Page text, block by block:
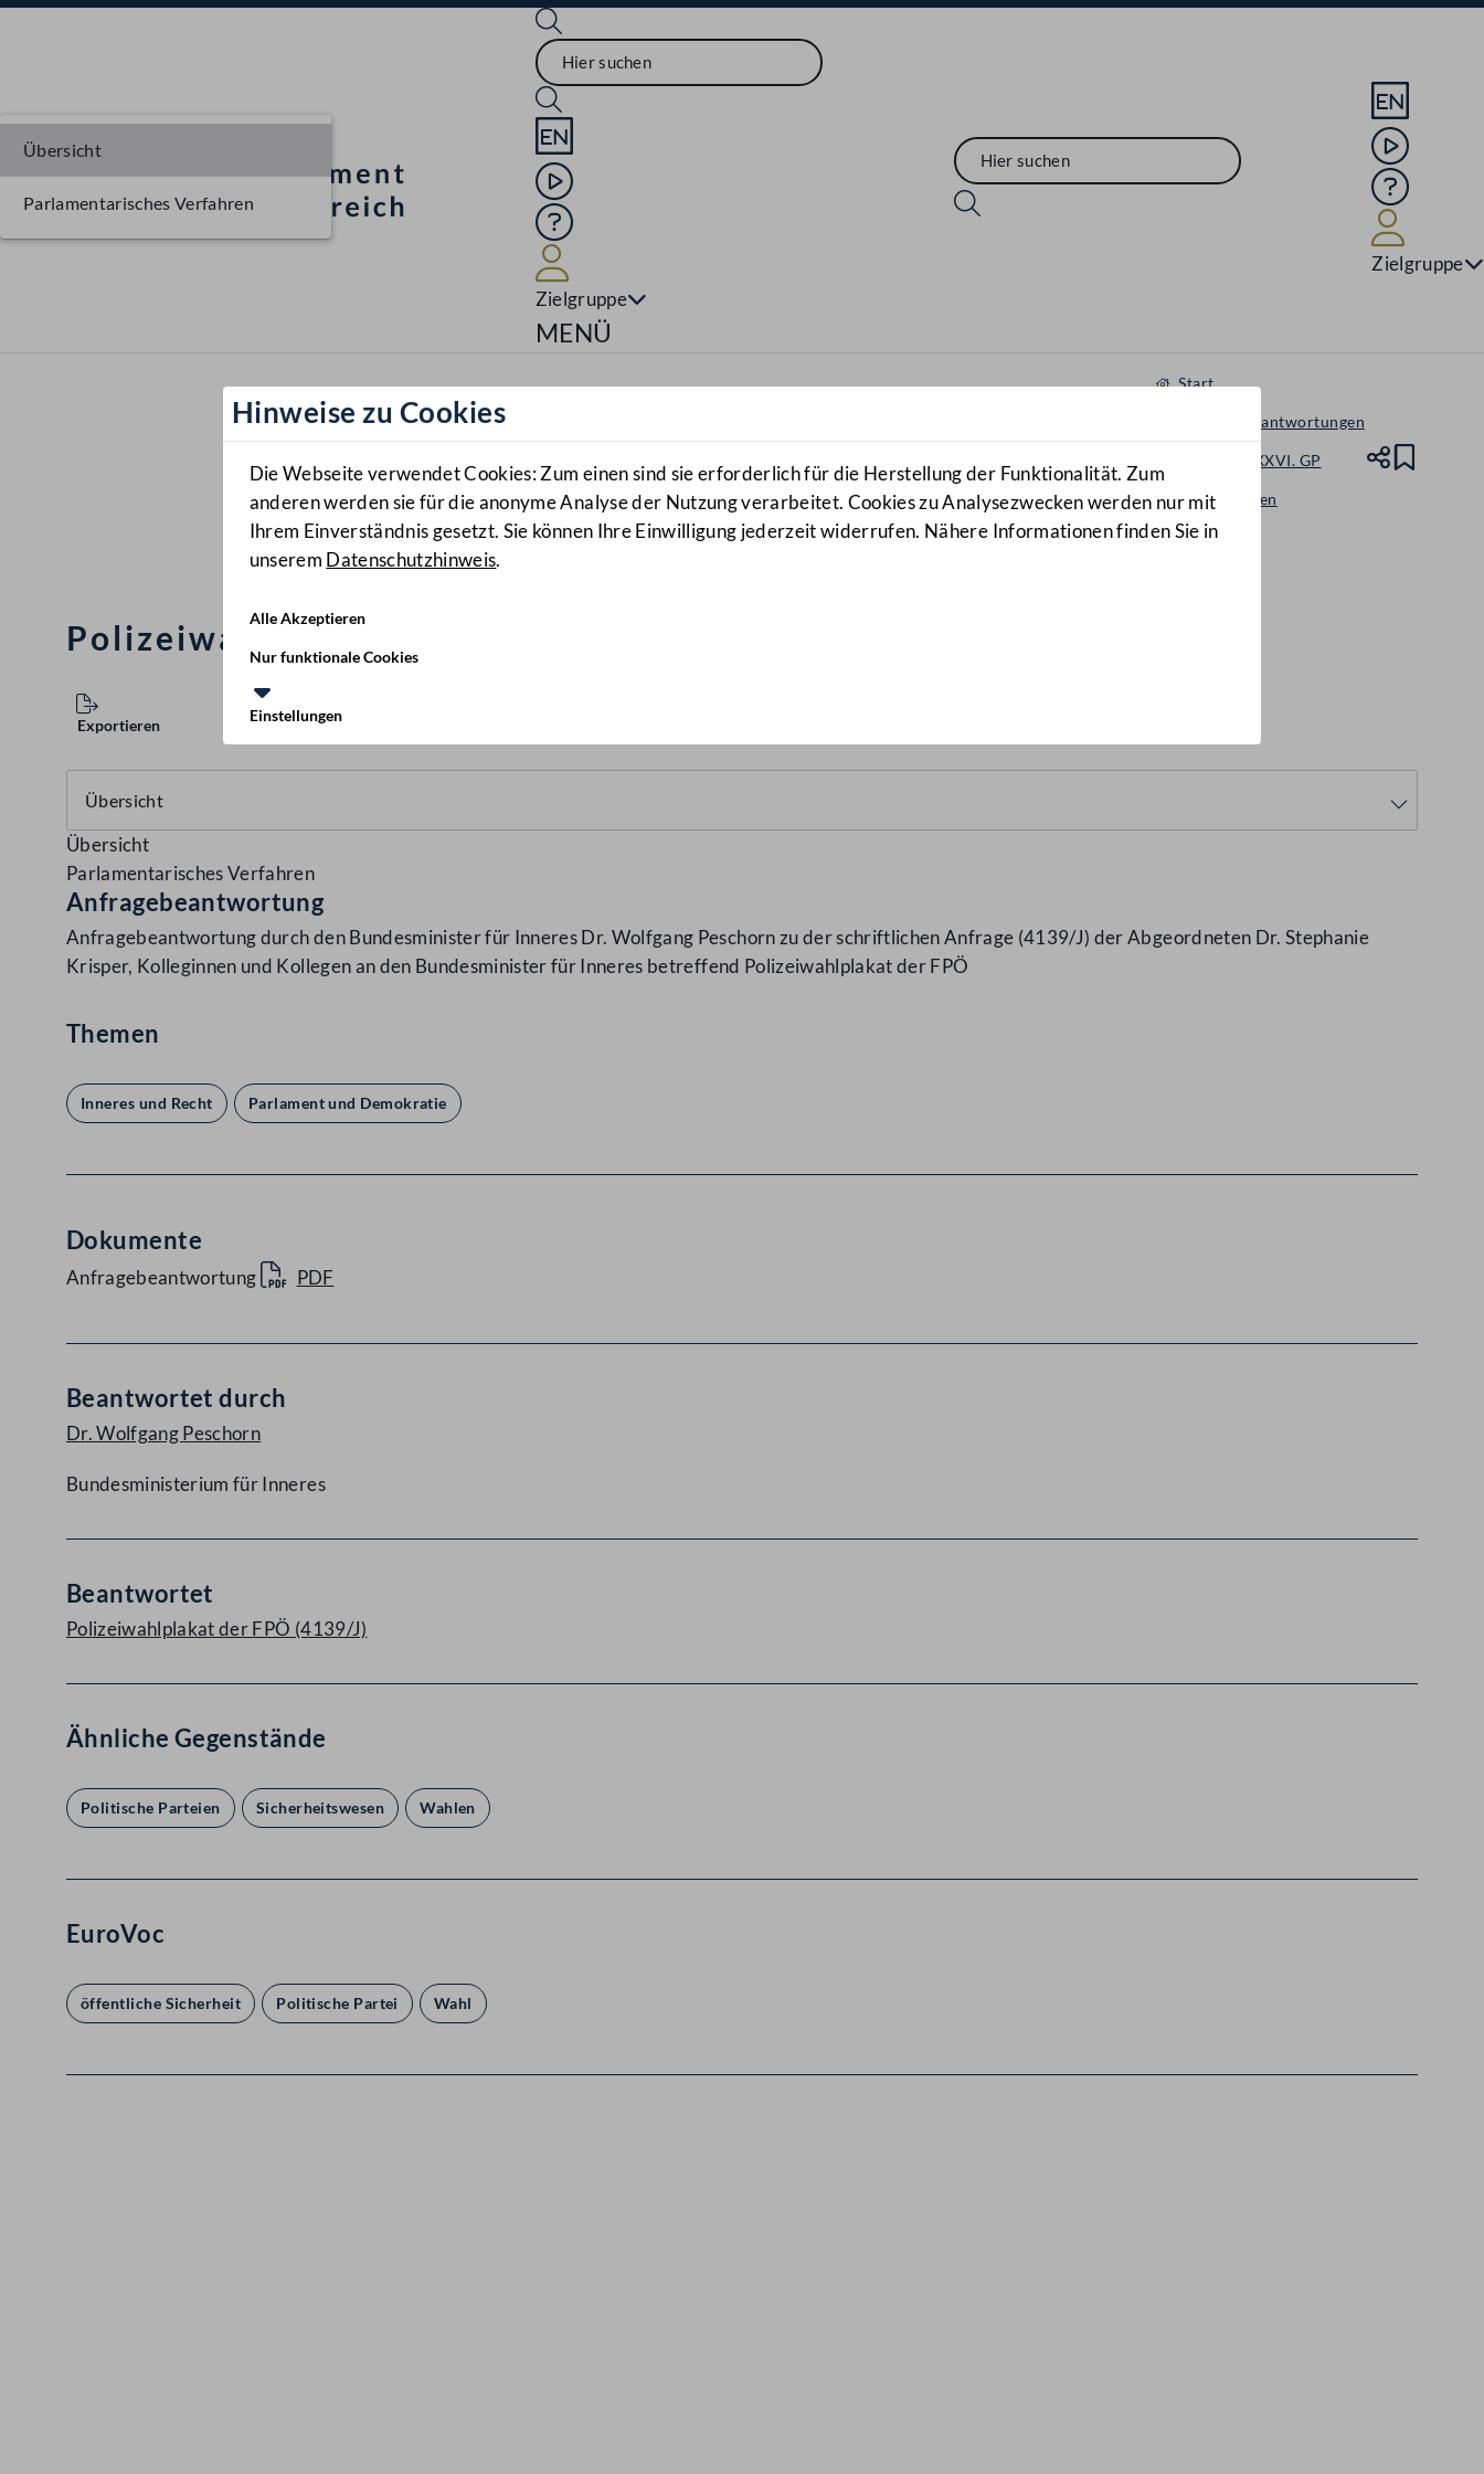
Sprache English
Mediathek
Hilfe
Zielgruppe
Navigationsmenü öffnen
MENÜ
Sprache
Mediathek
Hilfe
Zielgruppe
Hinweise zu Cookies
Die Webseite verwendet Cookies: Zum einen sind sie erforderlich für die Herstellung der Funktionalität. Zum
anderen werden sie für die anonyme Analyse der Nutzung verarbeitet. Cookies zu Analysezwecken werden nur mit
Ihrem Einverständnis gesetzt. Sie können Ihre Einwilligung jederzeit widerrufen. Nähere Informationen finden Sie in
unserem Datenschutzhinweis.
Alle Akzeptieren
Nur funktionale Cookies
Einstellungen
Start
Anfragen & Beantwortungen
Nationalrat - XXVI. GP
Beantwortungen
4128/AB
Polizeiwahlplakat der FPÖ
Exportieren
Übersicht
Parlamentarisches Verfahren
Übersicht
Parlamentarisches Verfahren
Anfragebeantwortung
Anfragebeantwortung durch den Bundesminister für Inneres Dr. Wolfgang Peschorn zu der schriftlichen Anfrage (4139/J) der Abgeordneten Dr. Stephanie
Krisper, Kolleginnen und Kollegen an den Bundesminister für Inneres betreffend Polizeiwahlplakat der FPÖ
Themen
Inneres und Recht Parlament und Demokratie
Dokumente
Anfragebeantwortung PDF
Beantwortet durch
Dr. Wolfgang Peschorn
Bundesministerium für Inneres
Beantwortet
Polizeiwahlplakat der FPÖ (4139/J)
Ähnliche Gegenstände
Politische Parteien Sicherheitswesen Wahlen
EuroVoc
öffentliche Sicherheit Politische Partei Wahl